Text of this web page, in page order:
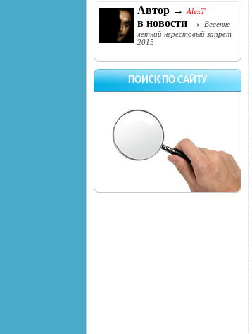
Автор → AlexT
в новости →
Весенне-
летний нерестовый запрет
2015
ПОИСК ПО САЙТУ